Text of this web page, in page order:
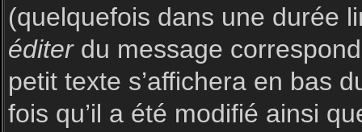
(quelquefois dans une durée
éditerdu message
petit texte s’affichera en bas
fois qu’il a été modifié ainsi